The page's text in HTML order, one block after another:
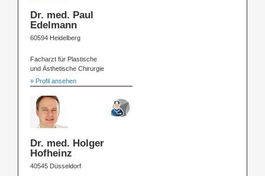
Dr. med. Paul
Edelmann
60594 Heidelberg
Facharzt für Plastische
und Ästhetische Chirurgie
» Profil ansehen
Dr. med. Holger
Hofheinz
40545 Düsseldorf